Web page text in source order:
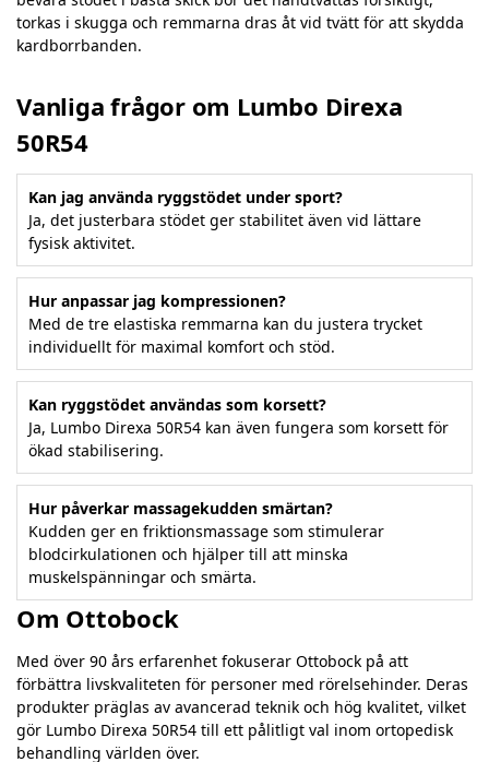
torkas i skugga och remmarna dras åt vid tvätt för att skydda
kardborrbanden.
Vanliga frågor om Lumbo Direxa
50R54
Kan jag använda ryggstödet under sport?
Ja, det justerbara stödet ger stabilitet även vid lättare
fysisk aktivitet.
Hur anpassar jag kompressionen?
Med de tre elastiska remmarna kan du justera trycket
individuellt för maximal komfort och stöd.
Kan ryggstödet användas som korsett?
Ja, Lumbo Direxa 50R54 kan även fungera som korsett för
ökad stabilisering.
Hur påverkar massagekudden smärtan?
Kudden ger en friktionsmassage som stimulerar
blodcirkulationen och hjälper till att minska
muskelspänningar och smärta.
Om Ottobock
Med över 90 års erfarenhet fokuserar Ottobock på att
förbättra livskvaliteten för personer med rörelsehinder. Deras
produkter präglas av avancerad teknik och hög kvalitet, vilket
gör Lumbo Direxa 50R54 till ett pålitligt val inom ortopedisk
behandling världen över.